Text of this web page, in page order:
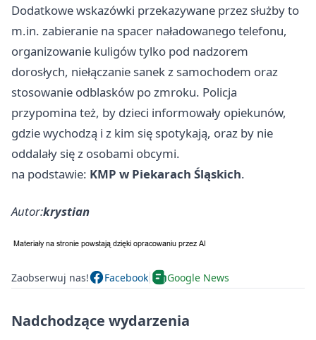
Dodatkowe wskazówki przekazywane przez służby to
m.in. zabieranie na spacer naładowanego telefonu,
organizowanie kuligów tylko pod nadzorem
dorosłych, niełączanie sanek z samochodem oraz
stosowanie odblasków po zmroku. Policja
przypomina też, by dzieci informowały opiekunów,
gdzie wychodzą i z kim się spotykają, oraz by nie
oddalały się z osobami obcymi.
na podstawie: KMP w Piekarach Śląskich.
Autor:krystian
Zaobserwuj nas! Facebook Google News
Nadchodzące wydarzenia